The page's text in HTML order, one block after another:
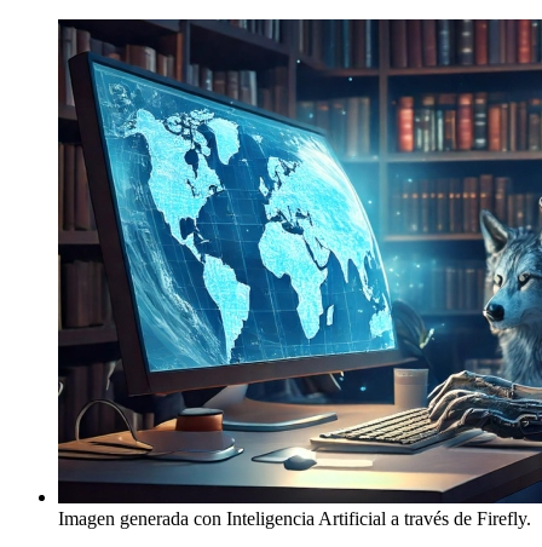
Imagen generada con Inteligencia Artificial a través de Firefly.